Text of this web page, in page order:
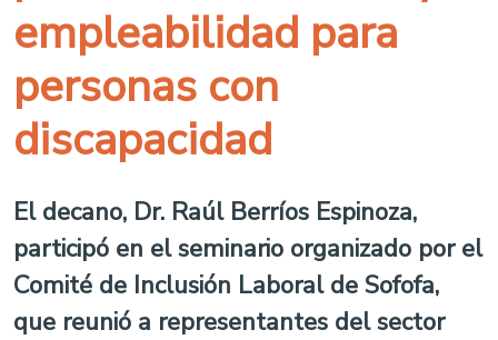
empleabilidad para
personas con
discapacidad
El decano, Dr. Raúl Berríos Espinoza,
participó en el seminario organizado por el
Comité de Inclusión Laboral de Sofofa,
que reunió a representantes del sector